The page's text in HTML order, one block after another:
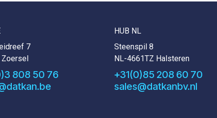
7
Zoersel
808 50 76
HUB NL
Steenspil 8
NL-4661TZ Halsteren
+31(0)85 208 60 70
sales@datkanbv.nl